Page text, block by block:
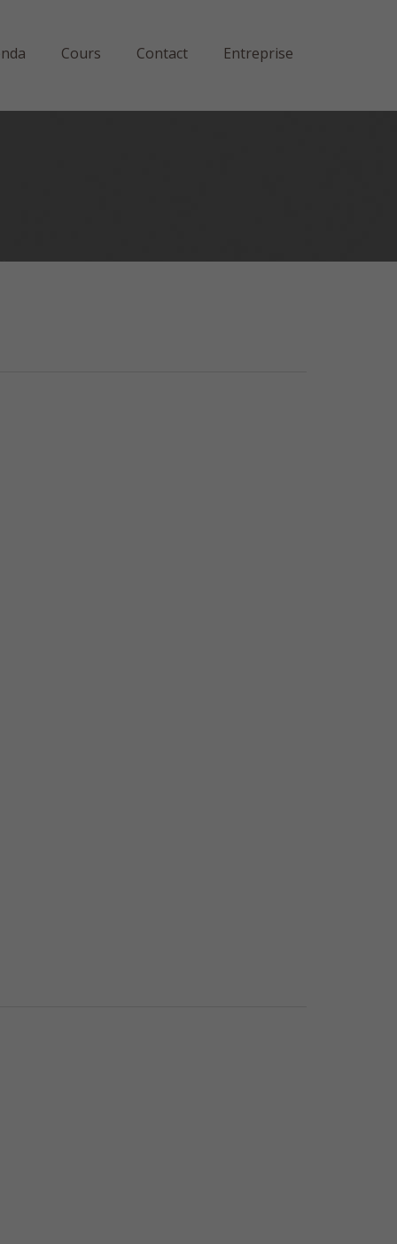
Cours Contact Entreprise